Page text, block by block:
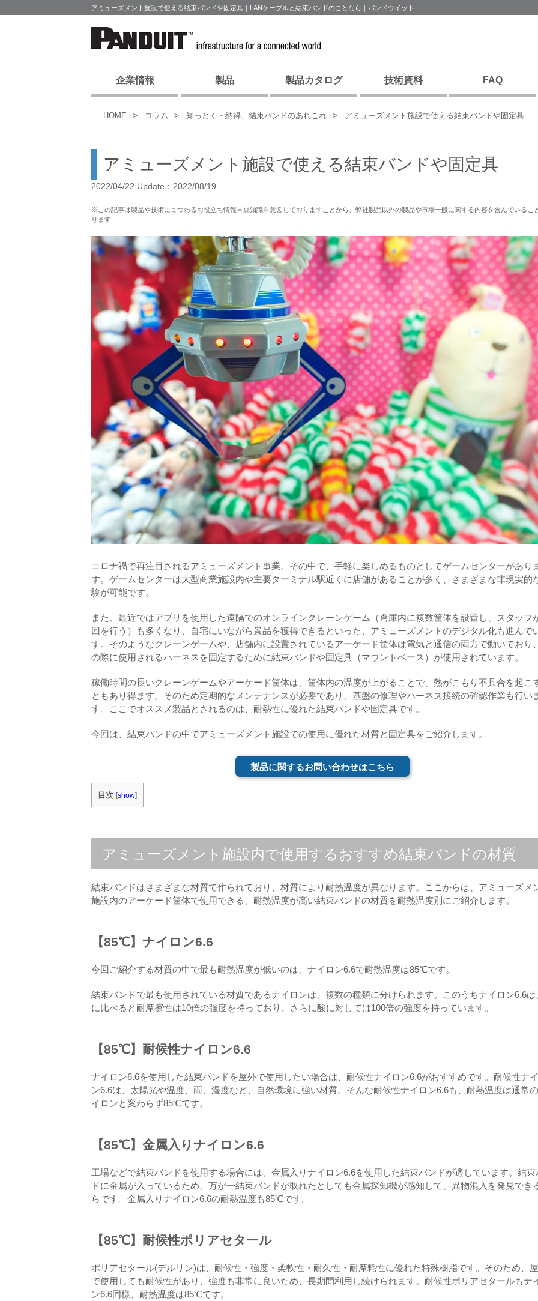
アミューズメント施設で使える結束バンドや固定具｜LANケーブルと結束バンドのことなら｜パンドウイット
企業情報 製品 製品カタログ 技術資料 FAQ
HOME コラム 知っとく・納得、結束バンドのあれこれ アミューズメント施設で使える結束バンドや固定具
アミューズメント施設で使える結束バンドや固定具
2022/04/22 Update：2022/08/19
※この記事は製品や技術にまつわるお役立ち情報＝豆知識を意図しておりますことから、弊社製品以外の製品や市場一般に関する内容を含んでいるこ
ります
コロナ禍で再注目されるアミューズメント事業。その中で、手軽に楽しめるものとしてゲームセンターがあり
す。ゲームセンターは大型商業施設内や主要ターミナル駅近くに店舗があることが多く、さまざまな非現実的
験が可能です。
また、最近ではアプリを使用した遠隔でのオンラインクレーンゲーム（倉庫内に複数筐体を設置し、スタッフ
回を行う）も多くなり、自宅にいながら景品を獲得できるといった、アミューズメントのデジタル化も進んで
す。そのようなクレーンゲームや、店舗内に設置されているアーケード筐体は電気と通信の両方で動いており
の際に使用されるハーネスを固定するために結束バンドや固定具（マウントベース）が使用されています。
稼働時間の長いクレーンゲームやアーケード筐体は、筐体内の温度が上がることで、熱がこもり不具合を起こ
ともあり得ます。そのため定期的なメンテナンスが必要であり、基盤の修理やハーネス接続の確認作業も行い
す。ここでオススメ製品とされるのは、耐熱性に優れた結束バンドや固定具です。
今回は、結束バンドの中でアミューズメント施設での使用に優れた材質と固定具をご紹介します。
製品に関するお問い合わせはこちら
目次 [show]
アミューズメント施設内で使用するおすすめ結束バンドの材質
結束バンドはさまざまな材質で作られており、材質により耐熱温度が異なります。ここからは、アミューズメ
施設内のアーケード筐体で使用できる、耐熱温度が高い結束バンドの材質を耐熱温度別にご紹介します。
【85℃】ナイロン6.6
今回ご紹介する材質の中で最も耐熱温度が低いのは、ナイロン6.6で耐熱温度は85℃です。
結束バンドで最も使用されている材質であるナイロンは、複数の種類に分けられます。このうちナイロン6.6は
に比べると耐摩擦性は10倍の強度を持っており、さらに酸に対しては100倍の強度を持っています。
【85℃】耐候性ナイロン6.6
ナイロン6.6を使用した結束バンドを屋外で使用したい場合は、耐候性ナイロン6.6がおすすめです。耐候性ナ
ン6.6は、太陽光や温度、雨、湿度など、自然環境に強い材質。そんな耐候性ナイロン6.6も、耐熱温度は通常
イロンと変わらず85℃です。
【85℃】金属入りナイロン6.6
工場などで結束バンドを使用する場合には、金属入りナイロン6.6を使用した結束バンドが適しています。結束
ドに金属が入っているため、万が一結束バンドが取れたとしても金属探知機が感知して、異物混入を発見でき
らです。金属入りナイロン6.6の耐熱温度も85℃です。
【85℃】耐候性ポリアセタール
ポリアセタール(デルリン)は、耐候性・強度・柔軟性・耐久性・耐摩耗性に優れた特殊樹脂です。そのため、
で使用しても耐候性があり、強度も非常に良いため、長期間利用し続けられます。耐候性ポリアセタールもナ
ン6.6同様、耐熱温度は85℃です。